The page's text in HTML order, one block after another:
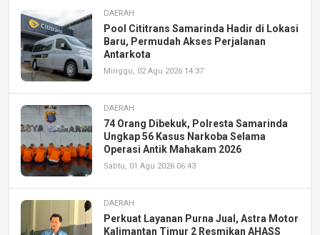
DAERAH
Pool Cititrans Samarinda Hadir di Lokasi
Baru, Permudah Akses Perjalanan
Antarkota
Minggu, 02 Agu 2026 14:37
DAERAH
74 Orang Dibekuk, Polresta Samarinda
Ungkap 56 Kasus Narkoba Selama
Operasi Antik Mahakam 2026
Sabtu, 01 Agu 2026 06:43
DAERAH
Perkuat Layanan Purna Jual, Astra Motor
Kalimantan Timur 2 Resmikan AHASS